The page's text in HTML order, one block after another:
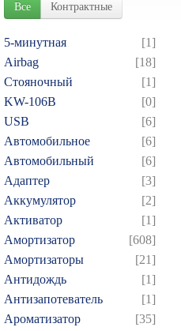
Все Контрактные
5-минутная
[1]
Airbag
[18]
Cтояночный
[1]
KW-106B
[0]
USB
[6]
Автомобильное
[6]
Автомобильный
[6]
Адаптер
[3]
Аккумулятор
[2]
Активатор
[1]
Амортизатор
[608]
Амортизаторы
[21]
Антидождь
[1]
Антизапотеватель
[1]
Ароматизатор
[35]